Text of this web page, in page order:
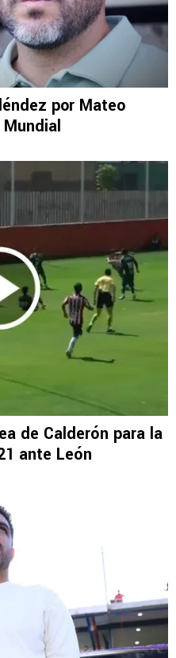
por Mateo
de Calderón para la
ante León